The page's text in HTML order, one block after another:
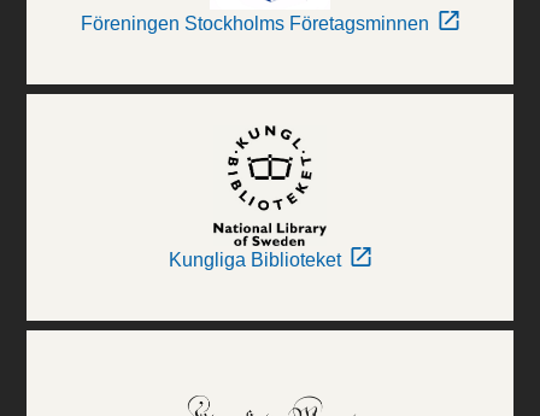
Föreningen Stockholms Företagsminnen
Kungliga Biblioteket